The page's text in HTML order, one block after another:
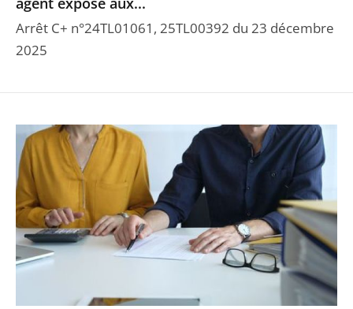
Arrêt C+ n°24TL01061, 25TL00392 du 23 décembre
2025